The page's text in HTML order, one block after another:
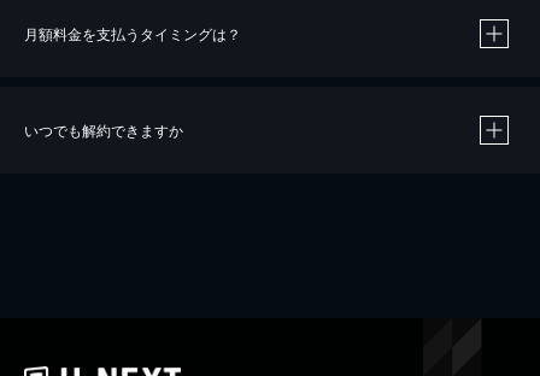
※40％ポイント還元の対象は、クレジットカード決済による作品の購入 / レンタルです。
iOSアプリのUコイン決済による作品の購入 / レンタルは、20％のポイント還元です。
月額料金を支払うタイミングは？
いつでも解約できますか